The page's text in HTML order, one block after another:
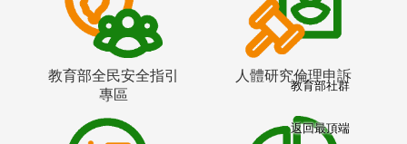
教育部全民安全指引
專區
人體研究倫理申訴
教育部社群
返回最頂端